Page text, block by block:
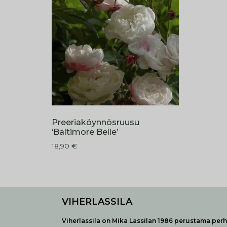
Preeriaköynnösruusu
‘Baltimore Belle’
18,90 €
VIHERLASSILA
Viherlassila on Mika Lassilan 1986 perustama